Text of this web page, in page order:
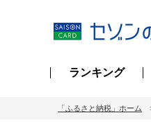
ランキング
「ふるさと納税」ホーム